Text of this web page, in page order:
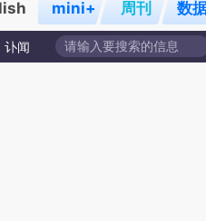
mini+ 周刊 数
讣闻